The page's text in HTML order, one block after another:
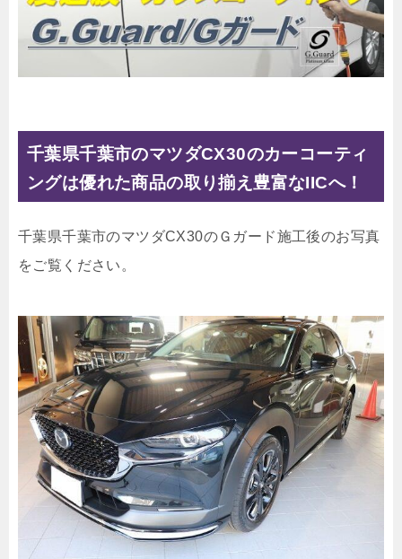
千葉県千葉市のマツダCX30のカーコーティ
ングは優れた商品の取り揃え豊富なIICへ！
千葉県千葉市のマツダCX30のＧガード施工後のお写真
をご覧ください。